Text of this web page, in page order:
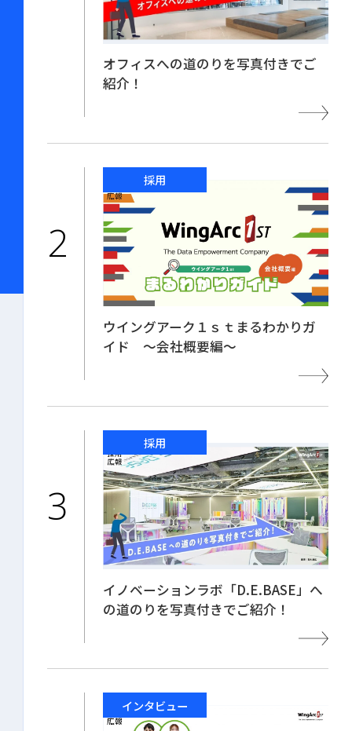
オフィスへの道のりを写真付きでご
紹介！
採用
ウイングアーク１ｓｔまるわかりガ
イド ～会社概要編～
採用
イノベーションラボ「D.E.BASE」へ
の道のりを写真付きでご紹介！
インタビュー